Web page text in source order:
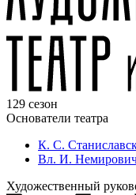
129 сезон
Основатели театра
К. С.
Вл. И.
Художественный